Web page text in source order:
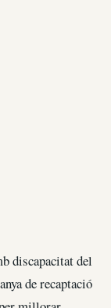
discapacitat del
de recaptació